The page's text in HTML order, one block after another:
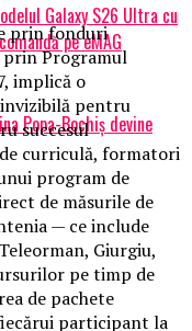
Galaxy S26 Ultra cu
pe eMAG
Popa-Bochiș devine
prin fonduri
prin Programul
implică o
pentru
succesul
curriculă, formatori
program de
de măsurile de
— ce include
Giurgiu,
pe timp de
de pachete
participant la